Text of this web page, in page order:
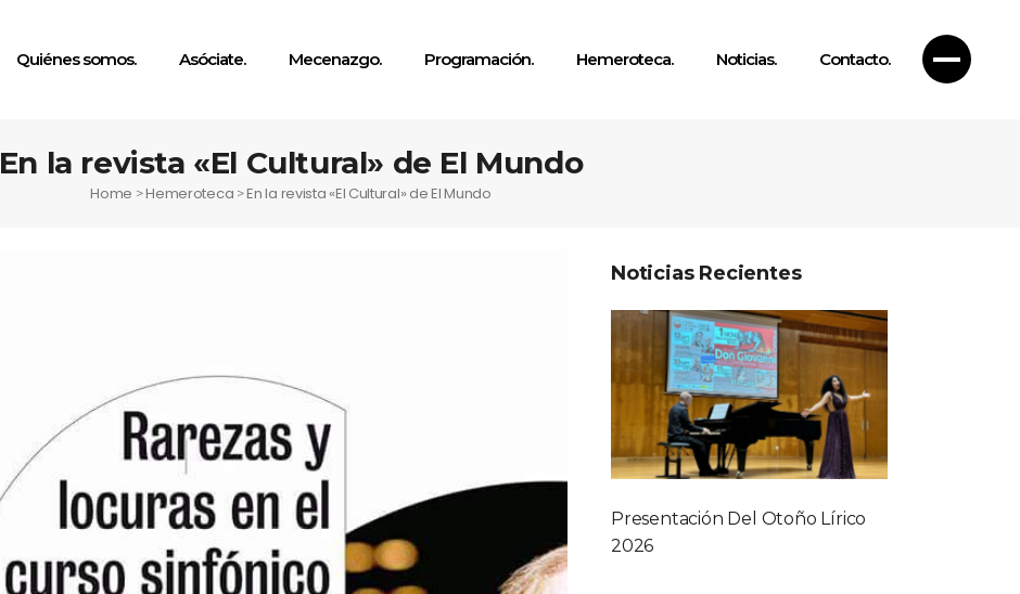
Quiénes somos. Asóciate. Mecenazgo. Programación. Hemeroteca. Noticias. Contacto.
En la revista «El Cultural» de El Mundo
Home >Hemeroteca >En la revista «El Cultural» de El Mundo
Noticias Recientes
Presentación Del Otoño Lírico
2026